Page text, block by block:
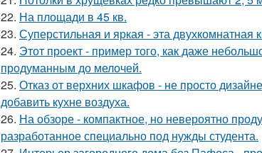
22. На площади в 45 кв.
23. Суперстильная и яркая - эта двухкомнатная
24. Этот проект - пример того, как даже
продуманным до мелочей.
25. Отказ от верхних шкафов - не просто
добавить кухне воздуха.
26. На обзоре - компактное, но невероятно
разработанное специально под нужды студента.